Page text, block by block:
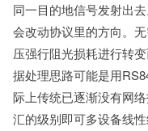
同一目的地信号发射出
会改动协议里的方向。
压强行阻光损耗进行转
据处理思路可能是用
际上传统已逐渐没有网
汇的级别即可多设备线